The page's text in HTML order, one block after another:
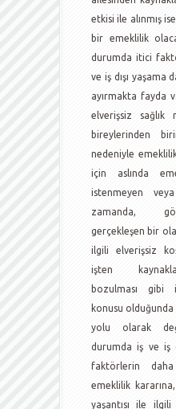
etkisi ile alınmış
bir emeklilik
durumda itici
ve iş dışı yaşama
ayırmakta fayda
elverişsiz sağlık
bireylerinden
nedeniyle
için aslında
istenmeyen
zamanda,
gerçekleşen bir
ilgili elverişsiz
işten
bozulması
konusu
yolu olarak
durumda iş ve iş
faktörlerin
emeklilik
yaşantısı ile